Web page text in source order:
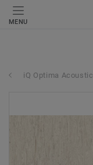
MENU
iQ Optima Acoustic